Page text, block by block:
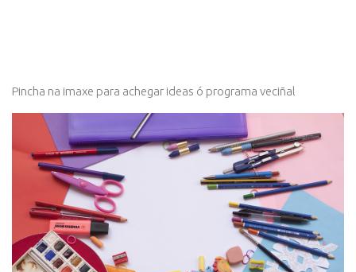
Pincha na imaxe para achegar ideas ó programa veciñal